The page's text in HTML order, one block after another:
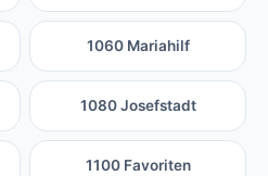
1060 Mariahilf
1080 Josefstadt
1100 Favoriten